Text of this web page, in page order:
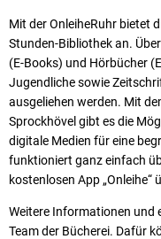
Mit der OnleiheRuhr bietet
Stunden-Bibliothek an.
(E-Books) und Hörbücher
Jugendliche sowie
ausgeliehen werden. Mit
Sprockhövel gibt es die
digitale Medien für eine
funktioniert ganz einfach
kostenlosen App „Onleihe“
Weitere Informationen und
Team der Bücherei. Dafür